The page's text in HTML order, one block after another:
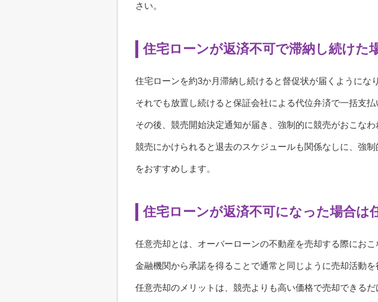
さい。
住宅ローンが返済不可で滞納し続けた
住宅ローンを約3か月滞納し続けると督促状が届くようになり
それでも放置し続けると保証会社による代位弁済で一括支
その後、競売開始決定通知が届き、強制的に競売がおこなわ
競売にかけられると退去のスケジュールも関係なしに、強
をおすすめします。
住宅ローンが返済不可になった場合は
任意売却とは、オーバーローンの不動産を売却する際におこ
金融機関から承諾を得ることで通常と同じように売却活動を
任意売却のメリットは、競売よりも高い価格で売却できる